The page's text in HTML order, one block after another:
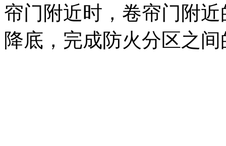
帘门附近时，卷帘门附
降底，完成防火分区之